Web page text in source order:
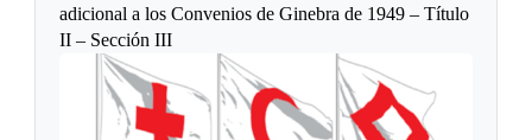
adicional a los Convenios de Ginebra de 1949 – Título
II – Sección III